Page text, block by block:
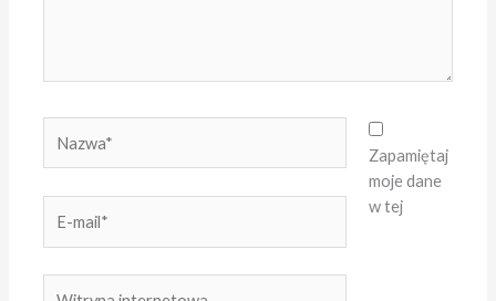
mail*
Zapamiętaj
moje dane
w tej